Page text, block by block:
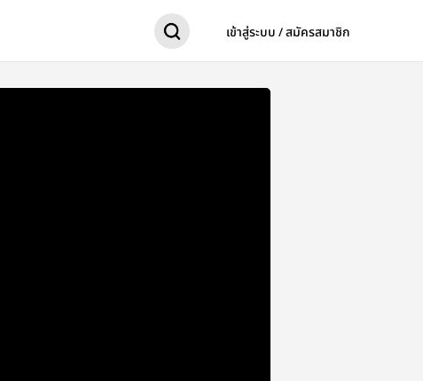
เข้าสู่ระบบ / สมัครสมาชิก